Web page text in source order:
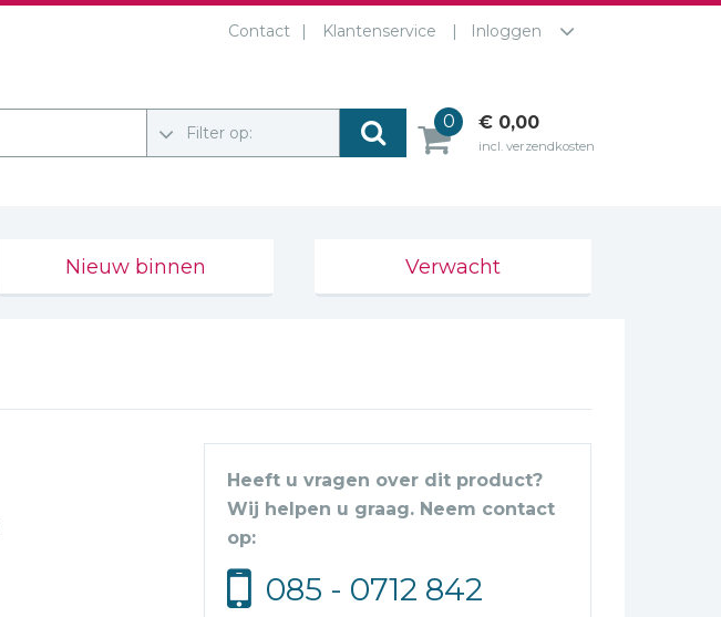
Contact Klantenservice Inloggen
Filter op:
0 € 0,00
incl. verzendkosten
Nieuw binnen Verwacht
Heeft u vragen over dit product?
Wij helpen u graag. Neem contact
op:
085 - 0712 842